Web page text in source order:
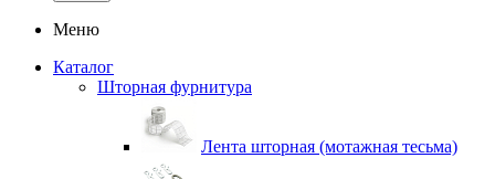
Меню
Каталог
Шторная фурнитура
Лента шторная (мотажная тесьма)